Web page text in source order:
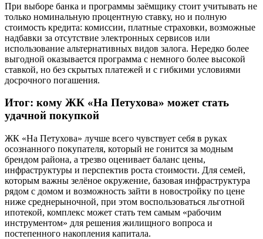
При выборе банка и программы заёмщику стоит учитывать не
только номинальную процентную ставку, но и полную
стоимость кредита: комиссии, платные страховки, возможные
надбавки за отсутствие электронных сервисов или
использование альтернативных видов залога. Нередко более
выгодной оказывается программа с немного более высокой
ставкой, но без скрытых платежей и с гибкими условиями
досрочного погашения.
Итог: кому ЖК «На Петухова» может стать
удачной покупкой
ЖК «На Петухова» лучше всего чувствует себя в руках
осознанного покупателя, который не гонится за модным
брендом района, а трезво оценивает баланс цены,
инфраструктуры и перспектив роста стоимости. Для семей,
которым важны зелёное окружение, базовая инфраструктура
рядом с домом и возможность зайти в новостройку по цене
ниже среднерыночной, при этом воспользоваться льготной
ипотекой, комплекс может стать тем самым «рабочим
инструментом» для решения жилищного вопроса и
постепенного накопления капитала.